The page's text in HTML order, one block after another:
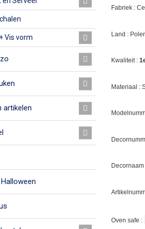
Vis vorm
artikelen
Fabriek :
Land :
Kwaliteit :
Materiaal :
Decornaam
Oven safe :